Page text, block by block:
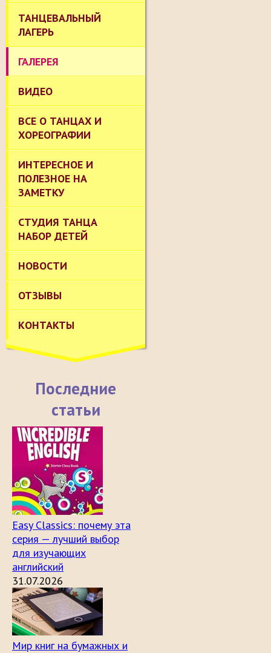
ТАНЦЕВАЛЬНЫЙ
ЛАГЕРЬ
ГАЛЕРЕЯ
ВИДЕО
ВСЕ О ТАНЦАХ И
ХОРЕОГРАФИИ
ИНТЕРЕСНОЕ И
ПОЛЕЗНОЕ НА
ЗАМЕТКУ
СТУДИЯ ТАНЦА
НАБОР ДЕТЕЙ
НОВОСТИ
ОТЗЫВЫ
КОНТАКТЫ
Последние
статьи
Easy Classics: почему эта
серия — лучший выбор
для изучающих
английский
31.07.2026
Мир книг на бумажных и